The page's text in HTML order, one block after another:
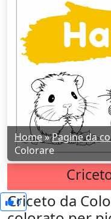
Home»Pagine da
Colorare
0
Criceto da